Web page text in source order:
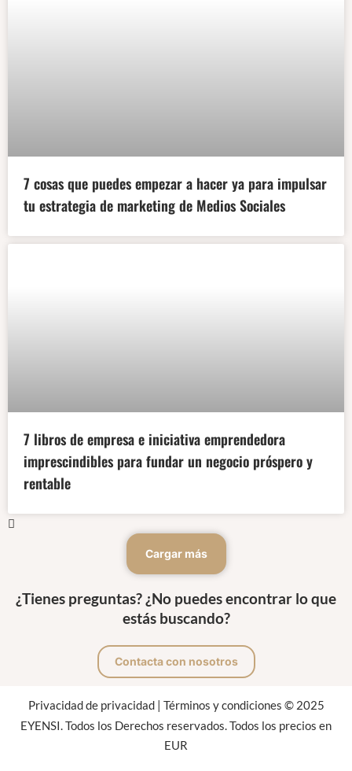
7 cosas que puedes empezar a hacer ya para impulsar
tu estrategia de marketing de Medios Sociales
7 libros de empresa e iniciativa emprendedora
imprescindibles para fundar un negocio próspero y
rentable
Cargar más
¿Tienes preguntas? ¿No puedes encontrar lo que
estás buscando?
Contacta con nosotros
Privacidad de privacidad| Términos y condiciones © 2025
EYENSI. Todos los Derechos reservados. Todos los precios en
EUR